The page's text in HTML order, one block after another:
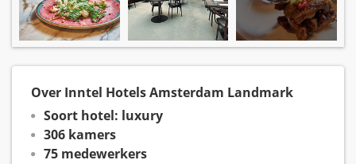
Over Inntel Hotels Amsterdam Landmark
Soort hotel: luxury
306 kamers
75 medewerkers